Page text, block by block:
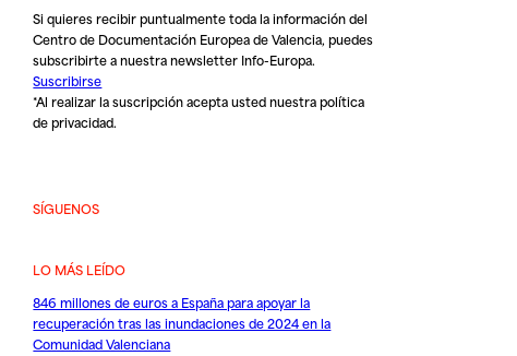
Si quieres recibir puntualmente toda la información del
Centro de Documentación Europea de Valencia, puedes
subscribirte a nuestra newsletter Info-Europa.
Suscribirse
*Al realizar la suscripción acepta usted nuestrapolítica
de privacidad.
SÍGUENOS
LO MÁS LEÍDO
846 millones de euros a España para apoyar la
recuperación tras las inundaciones de 2024 en la
Comunidad Valenciana